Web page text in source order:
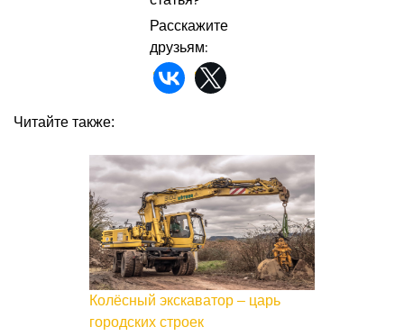
Расскажите
друзьям:
Читайте также:
Колёсный экскаватор – царь
городских строек